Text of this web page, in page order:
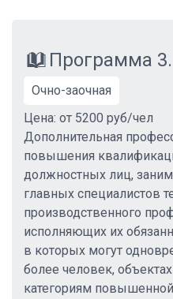
Программа 3.
Очно-заочная
Цена: от 5200 руб/чел
Дополнительная
повышения
должностных лиц,
главных специалистов
производственного
исполняющих их
в которых могут
более человек,
категориям повышенной